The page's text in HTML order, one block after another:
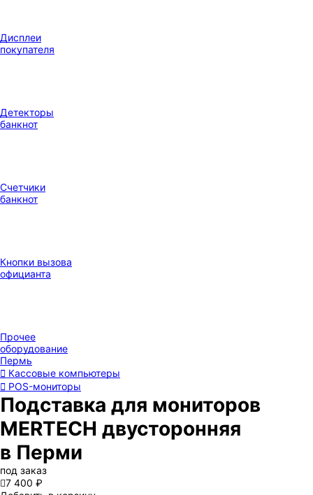
Дисплеи
покупателя
Детекторы
банкнот
Счетчики
банкнот
Кнопки вызова
официанта
Прочее
оборудование
Пермь
Кассовые компьютеры
POS-мониторы
Подставка для мониторов
MERTECH двусторонняя
в Перми
под заказ
7 400 ₽